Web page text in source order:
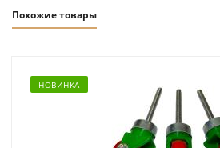
Похожие товары
НОВИНКА